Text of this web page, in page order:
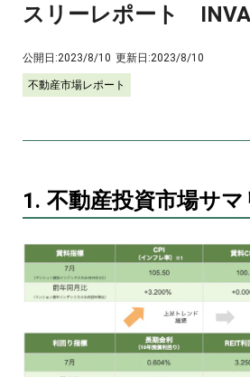
スリーレポート
公開日:2023/8/10 更新日:2023/8/10
不動産市場レポート
1. 不動産投資市場サマ